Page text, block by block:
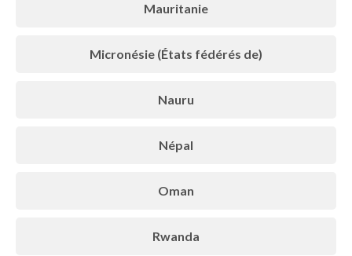
Mauritanie
Micronésie (États fédérés de)
Nauru
Népal
Oman
Rwanda